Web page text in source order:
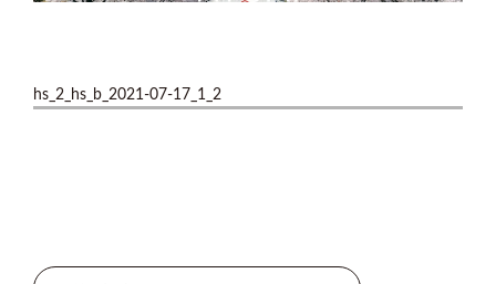
hs_2_hs_b_2021-07-17_1_2